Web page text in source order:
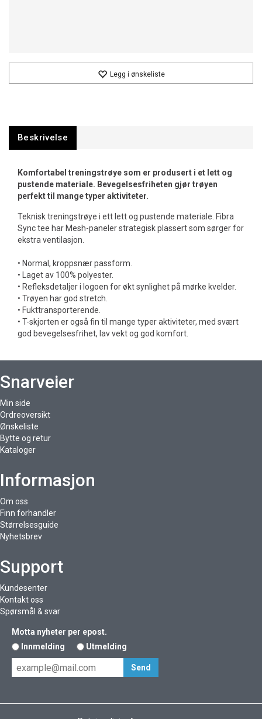
Legg i ønskeliste
Beskrivelse
Komfortabel treningstrøye som er produsert i et lett og
pustende materiale. Bevegelsesfriheten gjør trøyen
perfekt til mange typer aktiviteter.
Teknisk treningstrøye i ett lett og pustende materiale. Fibra
Sync tee har Mesh-paneler strategisk plassert som sørger for
ekstra ventilasjon.
• Normal, kroppsnær passform.
• Laget av 100% polyester.
• Refleksdetaljer i logoen for økt synlighet på mørke kvelder.
• Trøyen har god stretch.
• Fukttransporterende.
• T-skjorten er også fin til mange typer aktiviteter, med svært
god bevegelsesfrihet, lav vekt og god komfort.
Snarveier
Min side
Ordreoversikt
Ønskeliste
Bytte og retur
Kataloger
Informasjon
Om oss
Finn forhandler
Størrelsesguide
Nyhetsbrev
Support
Kundesenter
Kontakt oss
Spørsmål & svar
Motta nyheter per epost.
Innmelding
Utmelding